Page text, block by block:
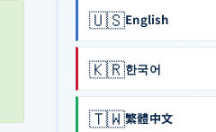
🇺🇸English
🇰🇷한국어
🇹🇼繁體中文